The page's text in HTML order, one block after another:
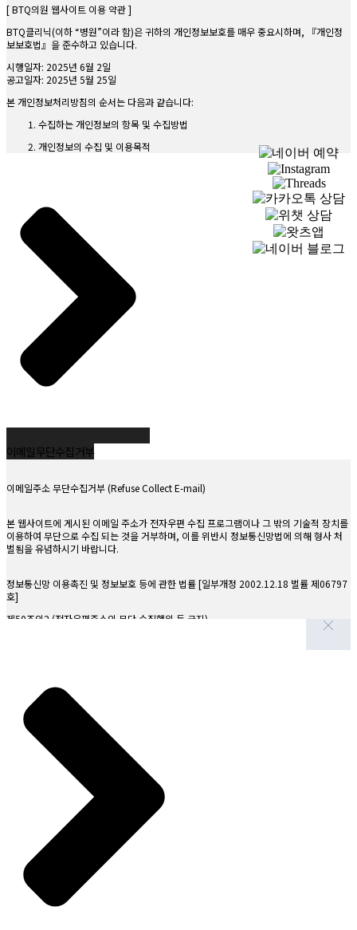
[ BTQ의원 웹사이트 이용 약관 ]
BTQ클리닉(이하 “병원”이라 함)은 귀하의 개인정보보호를 매우 중요시하며, 『개인정
보보호법』을 준수하고 있습니다.
시행일자: 2025년 6월 2일
공고일자: 2025년 5월 25일
본 개인정보처리방침의 순서는 다음과 같습니다:
수집하는 개인정보의 항목 및 수집방법
개인정보의 수집 및 이용목적
개인정보 제공 및 공유
수집한 개인정보의 취급위탁
이용자 및 법정대리인의 권리와 그 행사방법
동의철회 / 회원탈퇴 방법
개인정보 자동 수집 장치의 설치/운영 및 거부에 관한 사항
개인정보관리책임자
개인정보의 안전성 확보조치
정책 변경에 따른 공지의무
병원은 서비스 제공을 위해 최소한의 개인정보만을 수집합니다.
[진료정보]
※ 의료법에 따라 고유식별정보 및 진료정보는 별도 동의 없이 보유 및 수집합니
다.
[홈페이지 상담 시 수집항목]
필수항목: 성명, 아이디, 비밀번호, 이메일, 연락처
자동 수집정보: 접속 로그, IP 정보, 쿠키, 서비스 이용기록 등
[수집방법]
홈페이지, 서면, 전화, 상담게시판, 이메일 등
진료서비스 제공 및 진료비 청구, 수납 등 원무 서비스 제공
[홈페이지 상담정보]
상담 제공, 공지사항 안내, 설문조사 등
제3조. 개인정보의 보유 및 이용기간
의료법에 따라 보관
[홈페이지 상담정보]
관련 법령에 따라 최대 3년까지 보관
제4조. 개인정보의 파기절차 및 그 방법
이메일 무단수집 거부
이메일주소 무단수집거부 (Refuse Collect E-mail)
본 웹사이트에 게시된 이메일 주소가 전자우편 수집 프로그램이나 그 밖의 기술적 장치를
이용하여 무단으로 수집 되는 것을 거부하며, 이를 위반시 정보통신망법에 의해 형사 처
벌됨을 유념하시기 바랍니다.
정보통신망 이용촉진 및 정보보호 등에 관한 법률 [일부개정 2002.12.18 벌률 제06797
호]
제50조의2 (전자우편주소의 무단 수집행위 등 금지)
누구든지 전자우편주소의 수집을 거부하는 의가사 명시된 인터넷 홈페이지에서 자동으로
누구든지 제1항의 규정을 위반하여 수집된 전자우편주소를 판매·유통하여서는 아니된
누구든지 제1항 및 제2항의 규정에 의하여 수집·판매 및 유통이 금지된 전자우편주소임
을 알고 이를 정보전송에 이용하여서는 아니된다.
제65조의2 (벌칙) 다음 각호의 1에 해당하는 자는 1천만원 이하의 벌금에 처한다.
제50조제4항의 규정을 위반하여 기술적 조치를 한 자
제50조제6항의 규정을 위반하여 영리목적의 광고성 정보를 전송한 자